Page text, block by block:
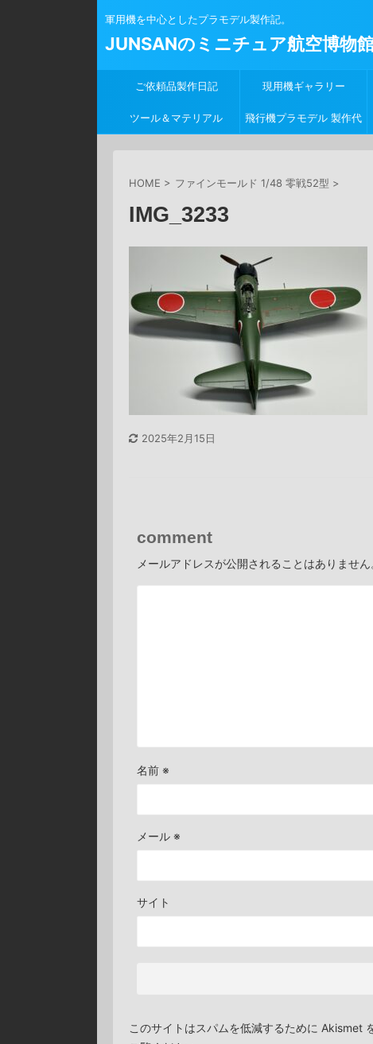
軍用機を中心としたプラモデル製作記。
JUNSANのミニチュア航空博物
ご依頼品製作日記 現用機ギャラリー
ツール＆マテリアル 飛行機プラモデル 製作代
HOME > ファインモールド 1/48 零戦52型 >
IMG_3233
2025年2月15日
comment
メールアドレスが公開されることはありません
名前 ※
メール ※
サイト
このサイトはスパムを低減するために Akismet